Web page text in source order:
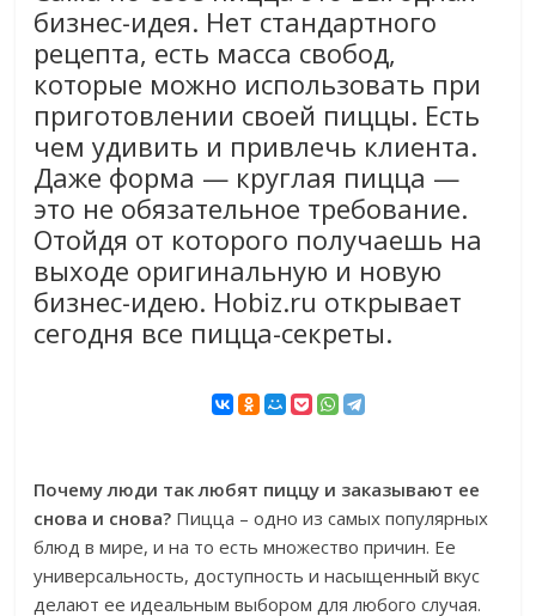
бизнес-идея. Нет стандартного
рецепта, есть масса свобод,
которые можно использовать при
приготовлении своей пиццы. Есть
чем удивить и привлечь клиента.
Даже форма — круглая пицца —
это не обязательное требование.
Отойдя от которого получаешь на
выходе оригинальную и новую
бизнес-идею. Hobiz.ru открывает
сегодня все пицца-секреты.
Почему люди так любят пиццу и заказывают ее
снова и снова? Пицца – одно из самых популярных
блюд в мире, и на то есть множество причин. Ее
универсальность, доступность и насыщенный вкус
делают ее идеальным выбором для любого случая.